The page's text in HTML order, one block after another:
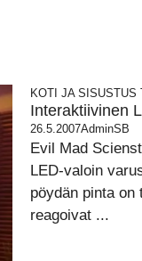
KOTI JA SISUSTUS
Interaktiivinen
26.5.2007AdminSB
Evil Mad
LED-valoin
pöydän pinta
reagoivat ...